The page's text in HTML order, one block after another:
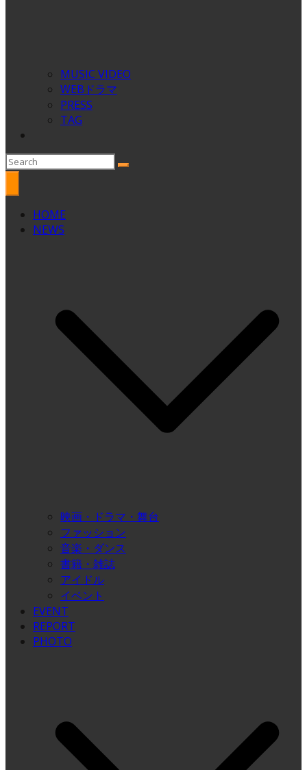
MUSIC VIDEO
WEBドラマ
PRESS
TAG
HOME
NEWS
映画・ドラマ・舞台
ファッション
音楽・ダンス
書籍・雑誌
アイドル
イベント
EVENT
REPORT
PHOTO